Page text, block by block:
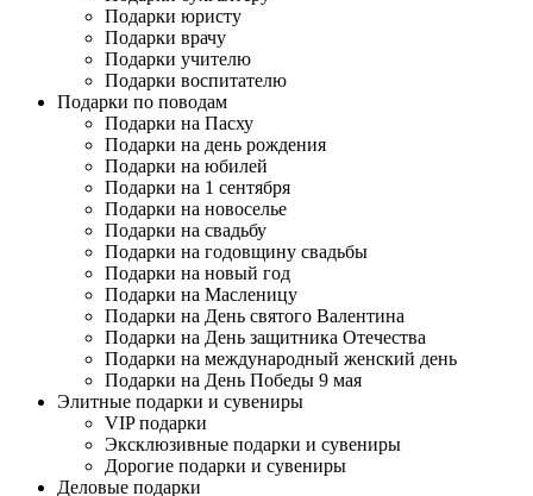
Подарки юристу
Подарки врачу
Подарки учителю
Подарки воспитателю
Подарки по поводам
Подарки на Пасху
Подарки на день рождения
Подарки на юбилей
Подарки на 1 сентября
Подарки на новоселье
Подарки на свадьбу
Подарки на годовщину свадьбы
Подарки на новый год
Подарки на Масленицу
Подарки на День святого Валентина
Подарки на День защитника Отечества
Подарки на международный женский день
Подарки на День Победы 9 мая
Элитные подарки и сувениры
VIP подарки
Эксклюзивные подарки и сувениры
Дорогие подарки и сувениры
Деловые подарки